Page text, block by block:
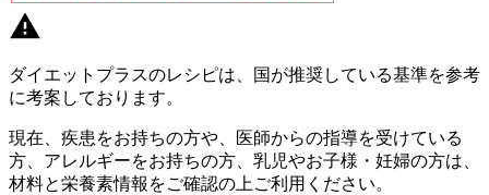
ダイエットプラスのレシピは、国が推奨している基準を参考
に考案しております。
現在、疾患をお持ちの方や、医師からの指導を受けている
方、アレルギーをお持ちの方、乳児やお子様・妊婦の方は、
材料と栄養素情報をご確認の上ご利用ください。